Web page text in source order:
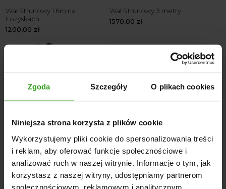
Zgoda Szczegóły O plikach cookies
Niniejsza strona korzysta z plików cookie
Wykorzystujemy pliki cookie do spersonalizowania treści
i reklam, aby oferować funkcje społecznościowe i
analizować ruch w naszej witrynie. Informacje o tym, jak
korzystasz z naszej witryny, udostępniamy partnerom
społecznościowym, reklamowym i analitycznym.
Wał Strunowy 1.6m na
Łożyskach
1200,00 zł
Wał Strunowy 3 metry
1570,00 zł
Wał Strunowy 3.2m na
Łożyskach
1640,00zł